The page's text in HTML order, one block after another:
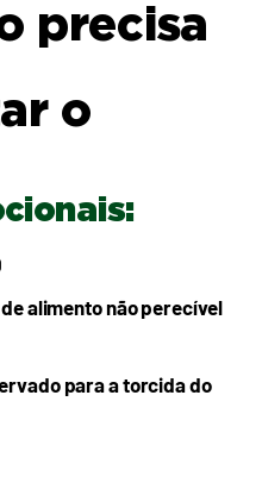
precisa
o
de alimento não perecível
para a torcida do